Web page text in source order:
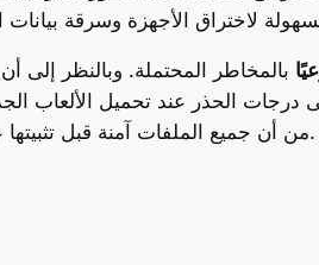
بالمخاطر المحتملة. وبالنظر إلى
الحذر عند تحميل الألعاب
من أن جميع الملفات آمنة قبل تثبيتها على الأجهزة.